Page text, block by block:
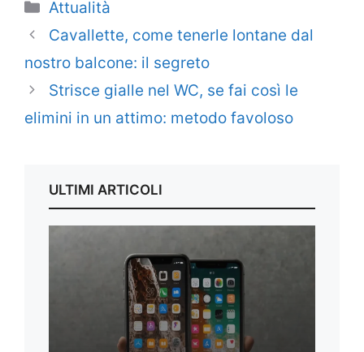
Categorie
Attualità
Cavallette, come tenerle lontane dal
nostro balcone: il segreto
Strisce gialle nel WC, se fai così le
elimini in un attimo: metodo favoloso
ULTIMI ARTICOLI